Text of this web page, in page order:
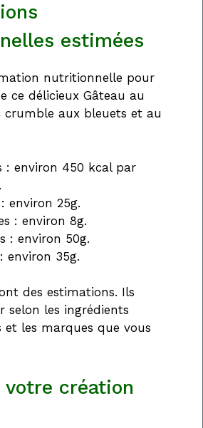
estimées
nutritionnelle pour
ce délicieux Gâteau au
crumble aux bleuets et au
: environ 450 kcal par
environ 25g.
: environ 8g.
: environ 50g.
environ 35g.
des estimations. Ils
selon les ingrédients
et les marques que vous
votre création